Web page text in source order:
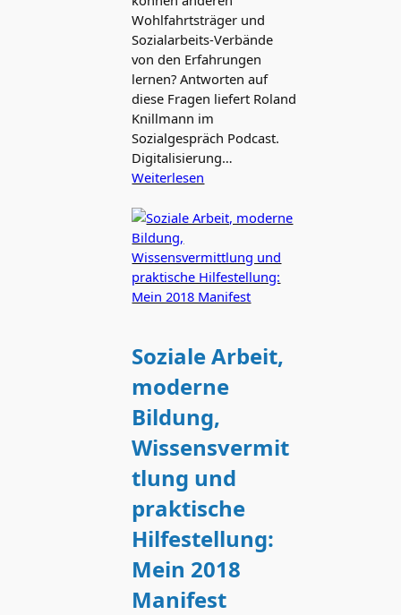
Wohlfahrtsträger und
Sozialarbeits-Verbände
von den Erfahrungen
lernen? Antworten auf
diese Fragen liefert Roland
Knillmann im
Sozialgespräch Podcast.
Digitalisierung…
Weiterlesen
Soziale Arbeit,
moderne
Bildung,
Wissensvermit
tlung und
praktische
Hilfestellung:
Mein 2018
Manifest